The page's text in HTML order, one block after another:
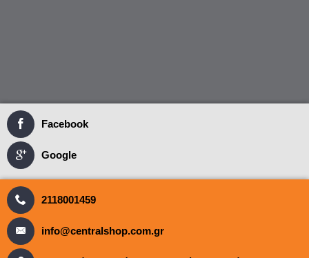
Facebook
Google
2118001459
info@centralshop.com.gr